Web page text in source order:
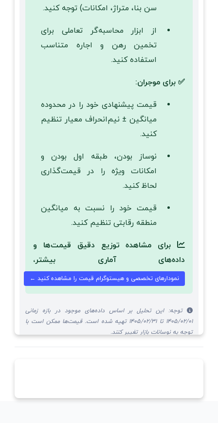
سن بنا، متراژ، امکانات) توجه کنید.
از ابزار محاسبه‌گر تعاملی برای
تخمین رهن و اجاره متناسب
استفاده کنید.
✅ برای موجران:
قیمت پیشنهادی خود را در محدوده
میانگین ± نیم‌انحراف معیار تنظیم
کنید.
نوساز بودن، طبقه اول بودن و
امکانات ویژه را در قیمت‌گذاری
لحاظ کنید.
قیمت خود را نسبت به میانگین
منطقه رقابتی تنظیم کنید.
برای مشاهده توزیع دقیق قیمت‌ها و
داده‌های آماری بیشتر،
نمودارهای تخصصی و هیستوگرام قیمت را مشاهده کنید ←
توجه: این تحلیل بر اساس داده‌های موجود در بازه زمانی
1405/02/01 تا 1405/02/31 تهیه شده است. قیمت‌ها ممکن است با
توجه به نوسانات بازار تغییر کنند.